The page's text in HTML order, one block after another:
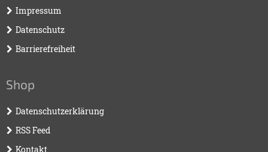
Impressum
Datenschutz
Barrierefreiheit
Shop
Datenschutzerklärung
RSS Feed
Kontakt